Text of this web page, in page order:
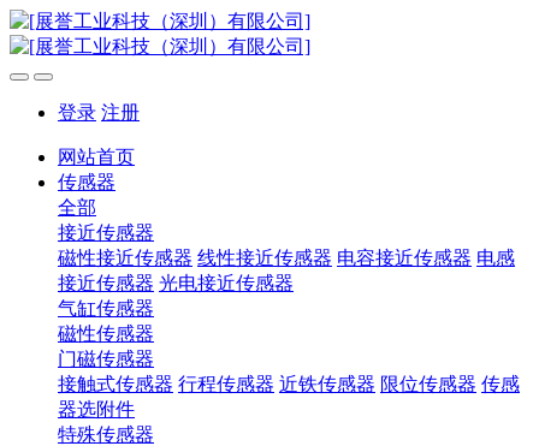
登录 注册
网站首页
传感器
全部
接近传感器
磁性接近传感器 线性接近传感器 电容接近传感器 电感
接近传感器 光电接近传感器
气缸传感器
磁性传感器
门磁传感器
接触式传感器 行程传感器 近铁传感器 限位传感器 传感
器选附件
特殊传感器